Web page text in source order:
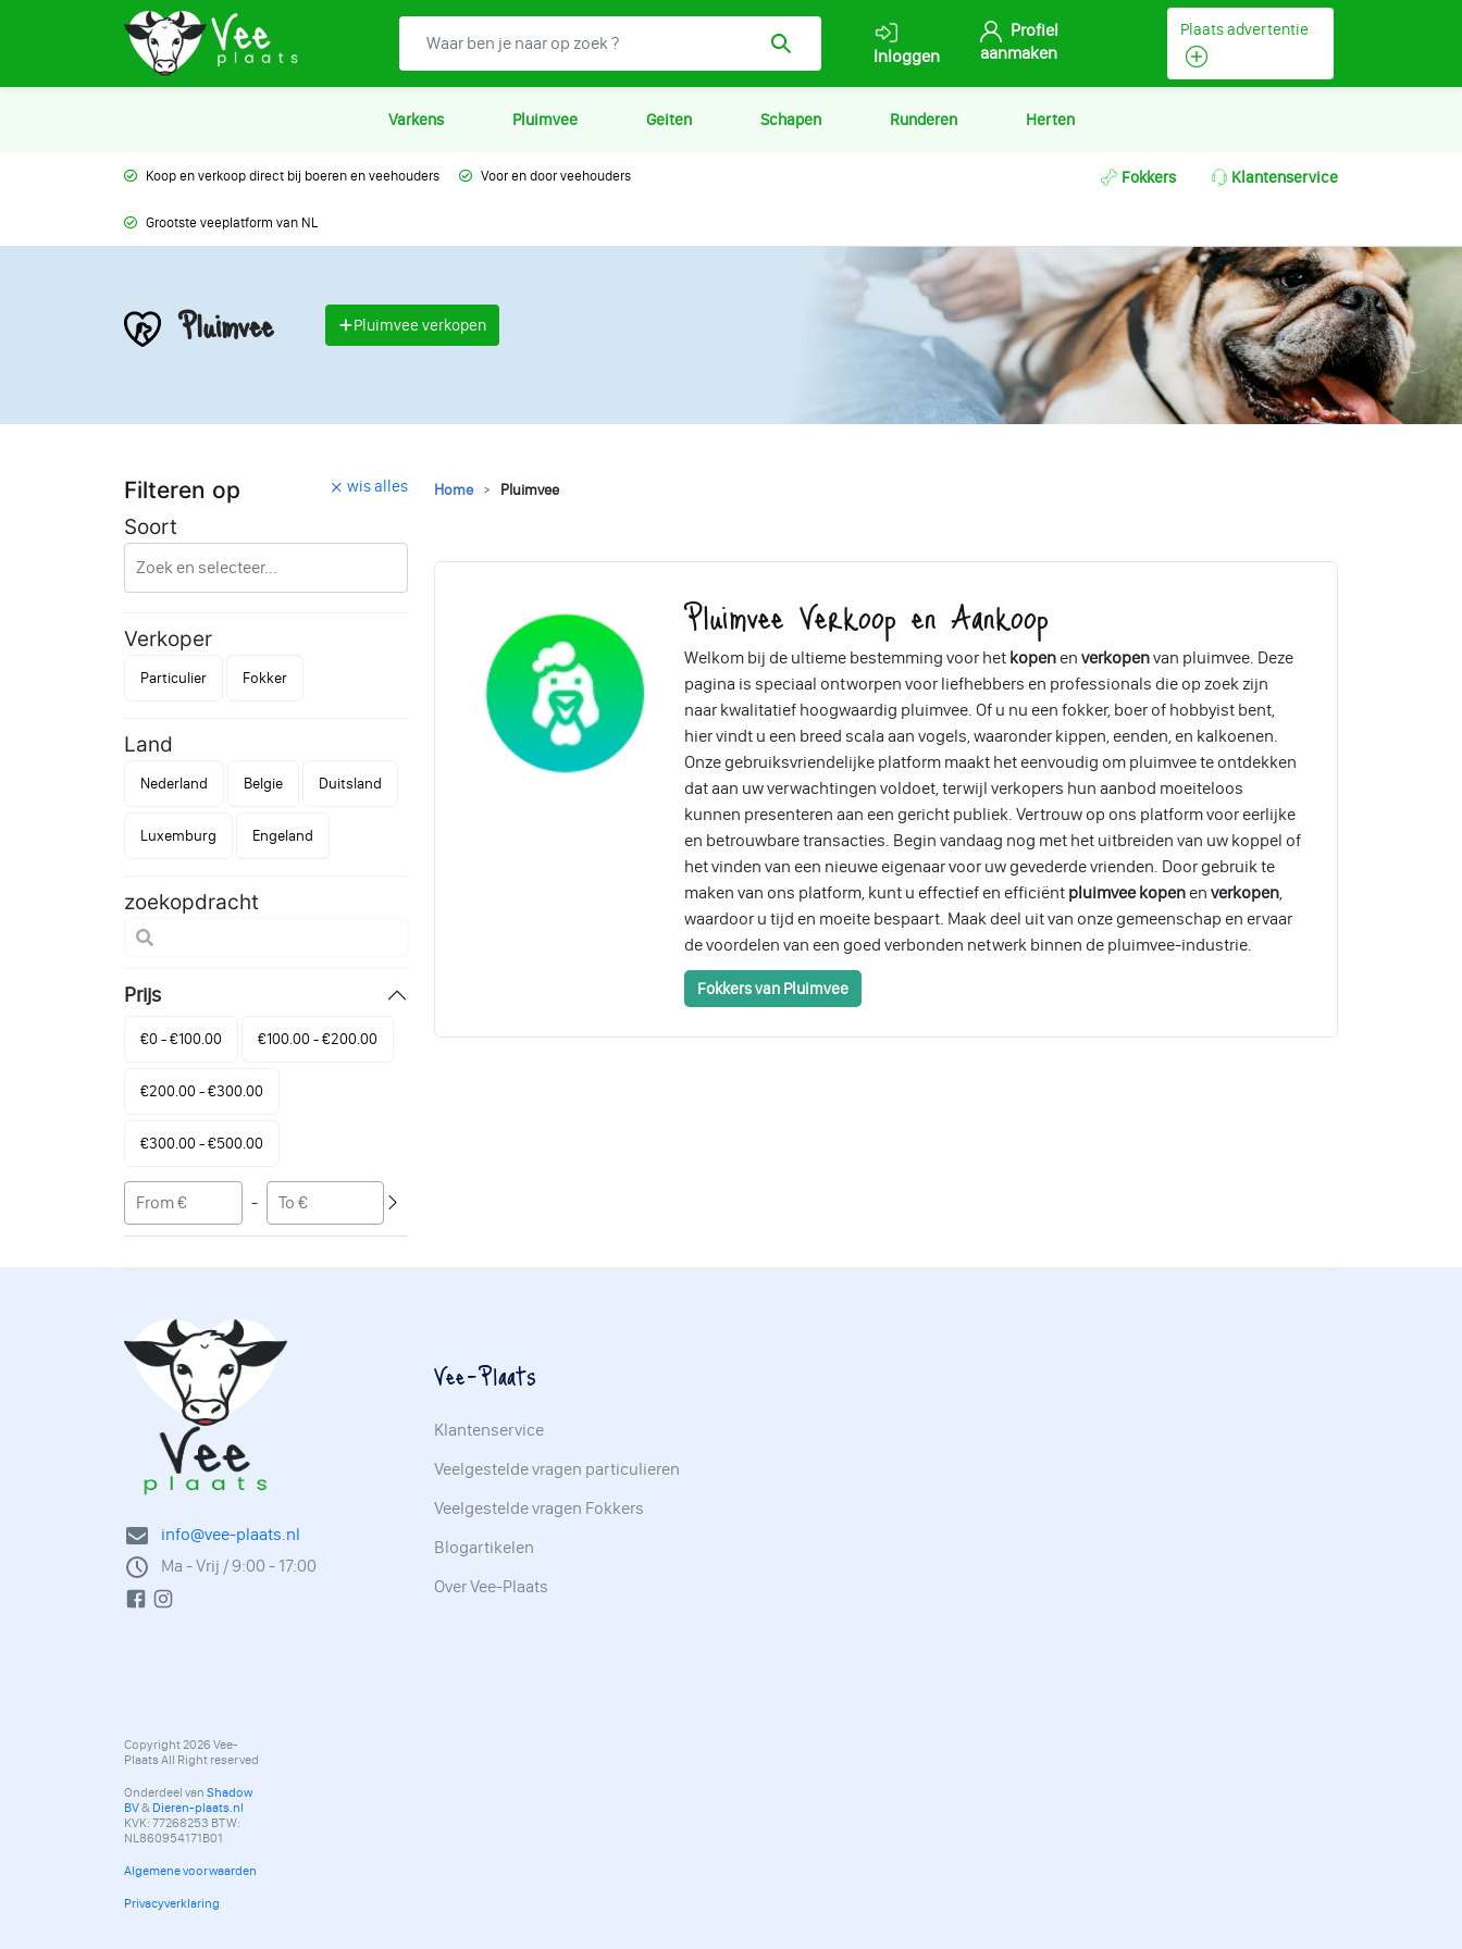
Inloggen
Profiel
aanmaken
Plaats advertentie
Varkens Pluimvee Geiten Schapen Runderen Herten
Koop en verkoop direct bij boeren en veehouders Voor en door veehouders
Grootste veeplatform van NL
Fokkers Klantenservice
Pluimvee Pluimvee verkopen
Filteren op wis alles
Soort
Verkoper
Particulier Fokker
Land
Nederland Belgie Duitsland
Luxemburg Engeland
zoekopdracht
Prijs
€0 - €100.00 €100.00 - €200.00
€200.00 - €300.00
€300.00 - €500.00
-
Home Pluimvee
Pluimvee Verkoop en Aankoop
Welkom bij de ultieme bestemming voor het kopen enverkopenvan pluimvee. Deze
pagina is speciaal ontworpen voor liefhebbers en professionals die op zoek zijn
naar kwalitatief hoogwaardig pluimvee. Of u nu een fokker, boer of hobbyist bent,
hier vindt u een breed scala aan vogels, waaronder kippen, eenden, en kalkoenen.
Onze gebruiksvriendelijke platform maakt het eenvoudig om pluimvee te ontdekken
dat aan uw verwachtingen voldoet, terwijl verkopers hun aanbod moeiteloos
kunnen presenteren aan een gericht publiek. Vertrouw op ons platform voor eerlijke
en betrouwbare transacties. Begin vandaag nog met het uitbreiden van uw koppel of
het vinden van een nieuwe eigenaar voor uw gevederde vrienden. Door gebruik te
maken van ons platform, kunt u effectief en efficiënt pluimvee kopen enverkopen,
waardoor u tijd en moeite bespaart. Maak deel uit van onze gemeenschap en ervaar
de voordelen van een goed verbonden netwerk binnen de pluimvee-industrie.
Fokkers van Pluimvee
info@vee-plaats.nl
Ma - Vrij / 9:00 - 17:00
Copyright 2026 Vee-
Plaats All Right reserved
Onderdeel van Shadow
BV& Dieren-plaats.nl
KVK: 77268253 BTW:
NL860954171B01
Algemene voorwaarden
Privacyverklaring
Vee-Plaats
Klantenservice
Veelgestelde vragen particulieren
Veelgestelde vragen Fokkers
Blogartikelen
Over Vee-Plaats